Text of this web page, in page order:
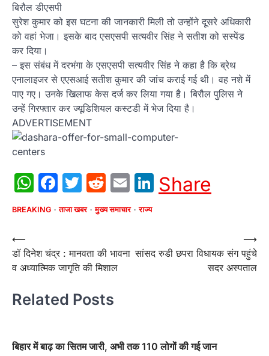
बिरौल डीएसपी
सुरेश कुमार को इस घटना की जानकारी मिली तो उन्होंने दूसरे अधिकारी
को वहां भेजा। इसके बाद एसएसपी सत्यवीर सिंह ने सतीश को सस्पेंड
कर दिया।
– इस संबंध में दरभंगा के एसएसपी सत्यवीर सिंह ने कहा है कि ब्रेथ
एनालाइजर से एएसआई सतीश कुमार की जांच कराई गई थी। वह नशे में
पाए गए। उनके खिलाफ केस दर्ज कर लिया गया है। बिरौल पुलिस ने
उन्हें गिरफ्तार कर ज्यूडिशियल कस्टडी में भेज दिया है।
ADVERTISEMENT
WhatsApp
Facebook
Twitter
Reddit
EmailLinkedIn
Share
BREAKING ताजा खबर मुख्य समाचार राज्य
Post
navigation
⟵
डॉ दिनेश चंद्र : मानवता की भावना
व अध्यात्मिक जागृति की मिशाल
सांसद रुडी छपरा विधायक संग पहुंचे
सदर अस्पताल
⟶
Related Posts
बिहार में बाढ़ का सितम जारी, अभी तक 110 लोगों की गई जान